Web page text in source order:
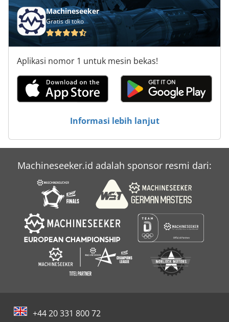
Machineseeker
Gratis di toko
Aplikasi nomor 1 untuk mesin bekas!
Informasi lebih lanjut
Machineseeker.id adalah sponsor resmi dari:
+44 20 331 800 72